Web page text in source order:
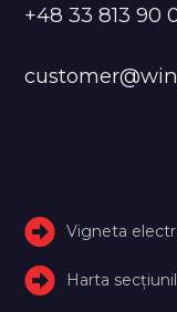
+48 33 813 90
Vigneta
Harta